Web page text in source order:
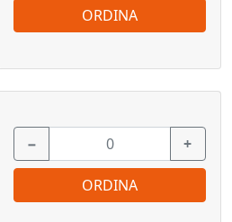
ORDINA
− +
ORDINA